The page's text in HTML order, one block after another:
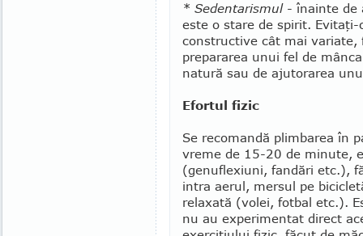
* Sedentarismul- înainte de
este o stare de spirit.
constructive cât mai variate,
pre­pa­ra­rea unui fel de
natură sau de ajutorarea
Efortul fizic
Se recomandă plimbarea în
vreme de 15-20 de minute,
(genuflexiuni, fan­dări etc.),
intra aerul, mersul pe
relaxată (volei, fotbal etc.).
nu au experimentat direct